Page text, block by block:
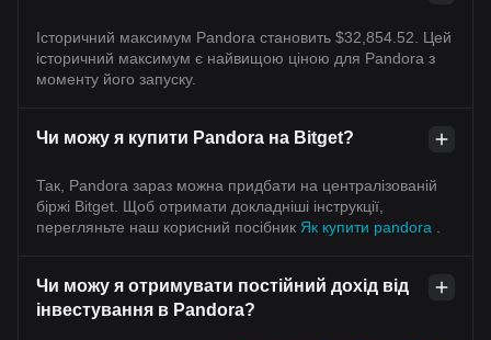
Історичний максимум Pandora становить $32,854.52. Цей
історичний максимум є найвищою ціною для Pandora з
моменту його запуску.
Чи можу я купити Pandora на Bitget?
Так, Pandora зараз можна придбати на централізованій
біржі Bitget. Щоб отримати докладніші інструкції,
перегляньте наш корисний посібник Як купити pandora
Чи можу я отримувати постійний дохід від
інвестування в Pandora?